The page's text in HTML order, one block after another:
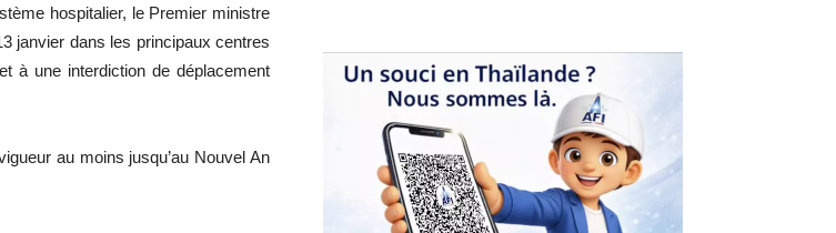
hospitalier, le Premier ministre
janvier dans les principaux centres
à une interdiction de déplacement
au moins jusqu’au Nouvel An